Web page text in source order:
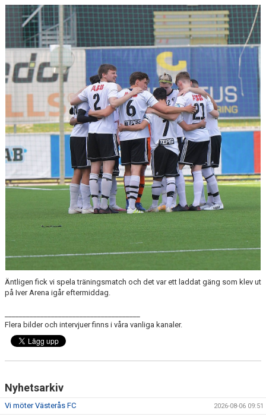
KONTAKT
Äntligen fick vi spela träningsmatch och det var ett laddat gäng som klev ut
på Iver Arena igår eftermiddag.
Flera bilder och intervjuer finns i våra vanliga kanaler.
Nyhetsarkiv
Vi möter Västerås FC 2026-08-06 09:51